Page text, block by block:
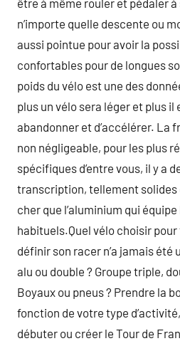
être à même rouler et pédaler
n’importe quelle descente ou
aussi pointue pour avoir la
confortables pour de longues
poids du vélo est une des
plus un vélo sera léger et plus il
abandonner et d’accélérer. La
non négligeable, pour les plus
spécifiques d’entre vous, il y a
transcription, tellement solides
cher que l’aluminium qui
habituels.Quel vélo choisir
définir son racer n’a jamais
alu ou double ? Groupe triple,
Boyaux ou pneus ? Prendre la
fonction de votre type
débuter ou créer le Tour de